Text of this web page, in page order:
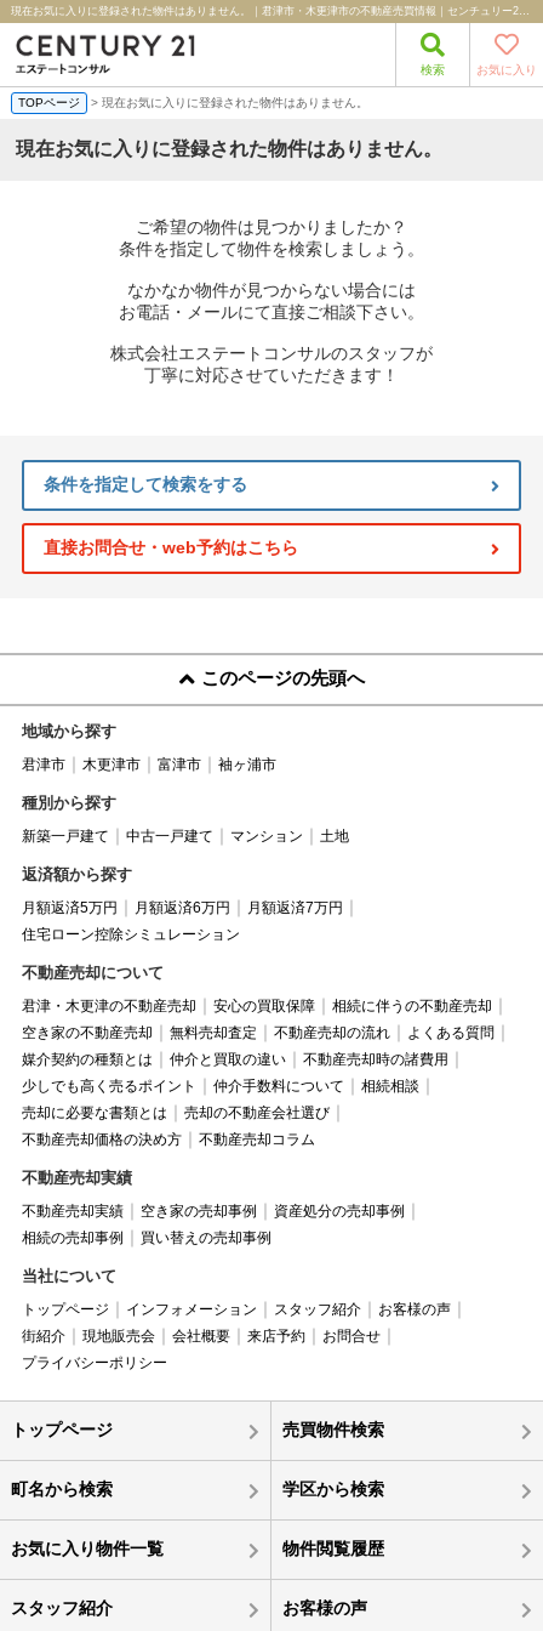
現在お気に入りに登録された物件はありません。｜君津市・木更津市の不動産売買情報｜センチュリー21エステートコンサル
検索 お気に入り
TOPページ > 現在お気に入りに登録された物件はありません。
現在お気に入りに登録された物件はありません。
ご希望の物件は見つかりましたか？
条件を指定して物件を検索しましょう。
なかなか物件が見つからない場合には
お電話・メールにて直接ご相談下さい。
株式会社エステートコンサルのスタッフが
丁寧に対応させていただきます！
条件を指定して検索をする
直接お問合せ・web予約はこちら
このページの先頭へ
地域から探す
君津市 木更津市 富津市 袖ヶ浦市
種別から探す
新築一戸建て 中古一戸建て マンション 土地
返済額から探す
月額返済5万円 月額返済6万円
月額返済7万円
住宅ローン控除シミュレーション
不動産売却について
君津・木更津の不動産売却 安心の買取保障
相続に伴うの不動産売却
空き家の不動産売却
無料売却査定 不動産売却の流れ
よくある質問
媒介契約の種類とは
仲介と買取の違い
不動産売却時の諸費用
少しでも高く売るポイント
仲介手数料について
相続相談
売却に必要な書類とは
売却の不動産会社選び
不動産売却価格の決め方
不動産売却コラム
不動産売却実績
不動産売却実績 空き家の売却事例
資産処分の売却事例
相続の売却事例
買い替えの売却事例
当社について
トップページ インフォメーション スタッフ紹介
お客様の声
街紹介
現地販売会 会社概要 来店予約
お問合せ
プライバシーポリシー
トップページ 売買物件検索
町名から検索 学区から検索
お気に入り物件一覧 物件閲覧履歴
スタッフ紹介 お客様の声